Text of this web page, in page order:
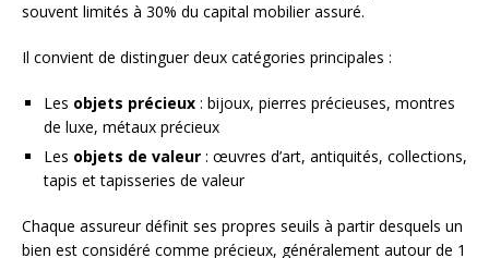
souvent limités à 30% du capital mobilier assuré.
Il convient de distinguer deux catégories principales :
Les objets précieux : bijoux, pierres précieuses, montres
de luxe, métaux précieux
Les objets de valeur : œuvres d’art, antiquités, collections,
tapis et tapisseries de valeur
Chaque assureur définit ses propres seuils à partir desquels un
bien est considéré comme précieux, généralement autour de 1